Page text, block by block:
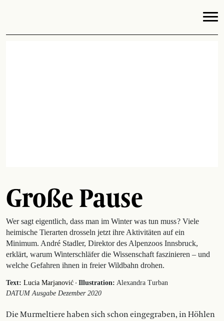
Große Pause
Wer sagt eigentlich, dass man im Winter was tun muss ? Viele
heimische Tierarten drosseln jetzt ihre Aktivitäten auf ein
Minimum. André Stadler, Direktor des Alpenzoos Innsbruck,
erklärt, warum Winterschläfer die Wissenschaft faszinieren – und
welche Gefahren ihnen in freier Wildbahn drohen.
Text: Lucia Marjanović · Illustration: Alexandra Turban
DATUM Ausgabe Dezember 2020
Die Murmeltiere haben sich schon eingegraben, in Höhlen